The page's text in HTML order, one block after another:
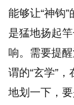
能够让“神钩
是猛地扬起
响。需要提
谓的“玄学”
地划一下，